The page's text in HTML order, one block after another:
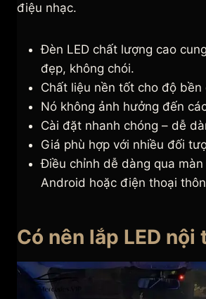
điệu nhạc.
Đèn LED chất lượng cao
đẹp, không chói.
Chất liệu nền tốt cho độ bền
Nó không ảnh hưởng đến
Cài đặt nhanh chóng – dễ
Giá phù hợp với nhiều đối
Điều chỉnh dễ dàng qua màn
Android hoặc điện thoại
Có nên lắp LED nội